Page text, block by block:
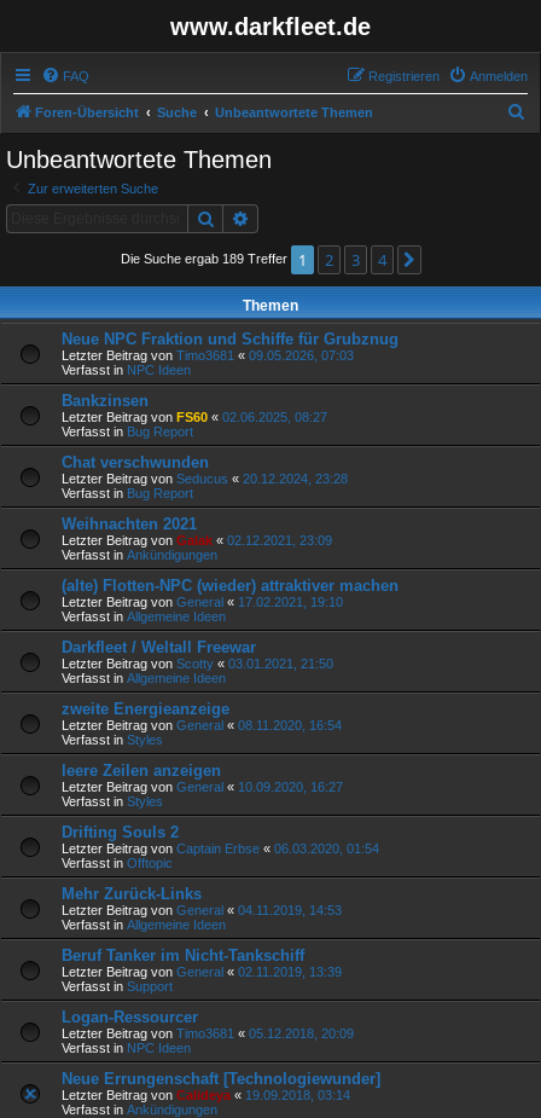
www.darkfleet.de
FAQ Anmelden
Registrieren
Foren-Übersicht Suche Unbeantwortete Themen
Unbeantwortete Themen
Zur erweiterten Suche
Suche
Die Suche ergab 189 Treffer 1 2 3 4
Themen
Neue NPC Fraktion und Schiffe für Grubznug
Letzter Beitrag von Timo3681 « 09.05.2026, 07:03
Verfasst in NPC Ideen
Bankzinsen
Letzter Beitrag von FS60 « 02.06.2025, 08:27
Verfasst in Bug Report
Chat verschwunden
Letzter Beitrag von Seducus « 20.12.2024, 23:28
Verfasst in Bug Report
Weihnachten 2021
Letzter Beitrag von Galak « 02.12.2021, 23:09
Verfasst in Ankündigungen
(alte) Flotten-NPC (wieder) attraktiver machen
Letzter Beitrag von General « 17.02.2021, 19:10
Verfasst in Allgemeine Ideen
Darkfleet / Weltall Freewar
Letzter Beitrag von Scotty « 03.01.2021, 21:50
Verfasst in Allgemeine Ideen
zweite Energieanzeige
Letzter Beitrag von General « 08.11.2020, 16:54
Verfasst in Styles
leere Zeilen anzeigen
Letzter Beitrag von General « 10.09.2020, 16:27
Verfasst in Styles
Drifting Souls 2
Letzter Beitrag von Captain Erbse « 06.03.2020, 01:54
Verfasst in Offtopic
Mehr Zurück-Links
Letzter Beitrag von General « 04.11.2019, 14:53
Verfasst in Allgemeine Ideen
Beruf Tanker im Nicht-Tankschiff
Letzter Beitrag von General « 02.11.2019, 13:39
Verfasst in Support
Logan-Ressourcer
Letzter Beitrag von Timo3681 « 05.12.2018, 20:09
Verfasst in NPC Ideen
Neue Errungenschaft [Technologiewunder]
Letzter Beitrag von Calideya « 19.09.2018, 03:14
Verfasst in Ankündigungen